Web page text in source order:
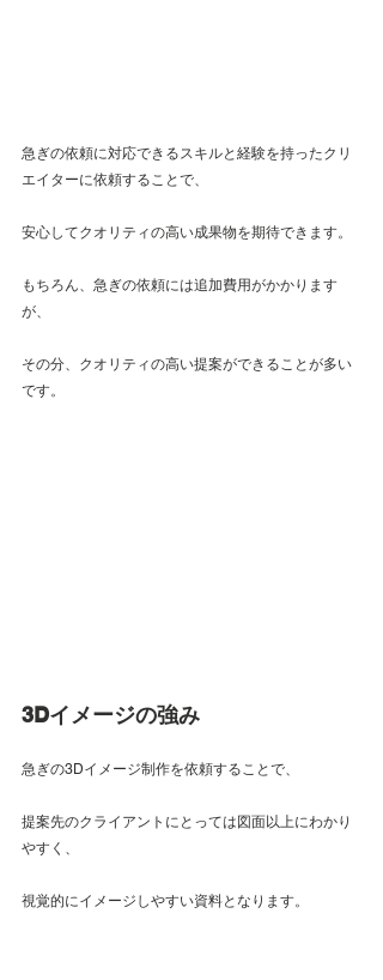
急ぎの依頼に対応できるスキルと経験を持ったクリ
エイターに依頼することで、
安心してクオリティの高い成果物を期待できます。
もちろん、急ぎの依頼には追加費用がかかります
が、
その分、クオリティの高い提案ができることが多い
です。
3Dイメージの強み
急ぎの3Dイメージ制作を依頼することで、
提案先のクライアントにとっては図面以上にわかり
やすく、
視覚的にイメージしやすい資料となります。